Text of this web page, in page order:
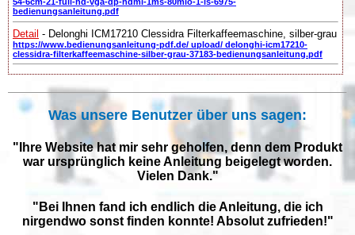
bedienungsanleitung.pdf
Detail - Delonghi ICM17210 Clessidra Filterkaffeemaschine, silber-grau
https://www.bedienungsanleitung-pdf.de/ upload/ delonghi-icm17210-
clessidra-filterkaffeemaschine-silber-grau-37183-bedienungsanleitung.pdf
Was unsere Benutzer über uns sagen:
"Ihre Website hat mir sehr geholfen, denn dem Produkt
war ursprünglich keine Anleitung beigelegt worden.
Vielen Dank."
"Bei Ihnen fand ich endlich die Anleitung, die ich
nirgendwo sonst finden konnte! Absolut zufrieden!"